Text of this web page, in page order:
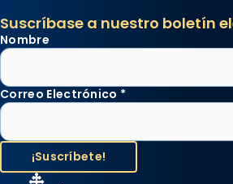
Suscríbase a nuestro boletín
Nombre
Correo Electrónico *